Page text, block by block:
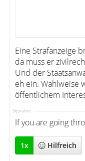
Eine Strafanzeige
da muss er
Und der
eh ein. Wahlweise
öffentlichem
Signatur:
If you are going
1x Hilfreich